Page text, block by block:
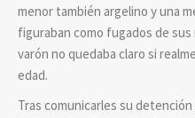
menor también argelino y una
figuraban como fugados de
varón no quedaba claro si
edad.
Tras comunicarles su